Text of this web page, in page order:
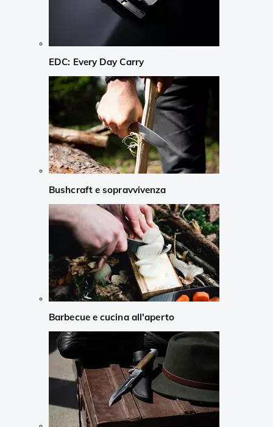
EDC: Every Day Carry
Bushcraft e sopravvivenza
Barbecue e cucina all'aperto